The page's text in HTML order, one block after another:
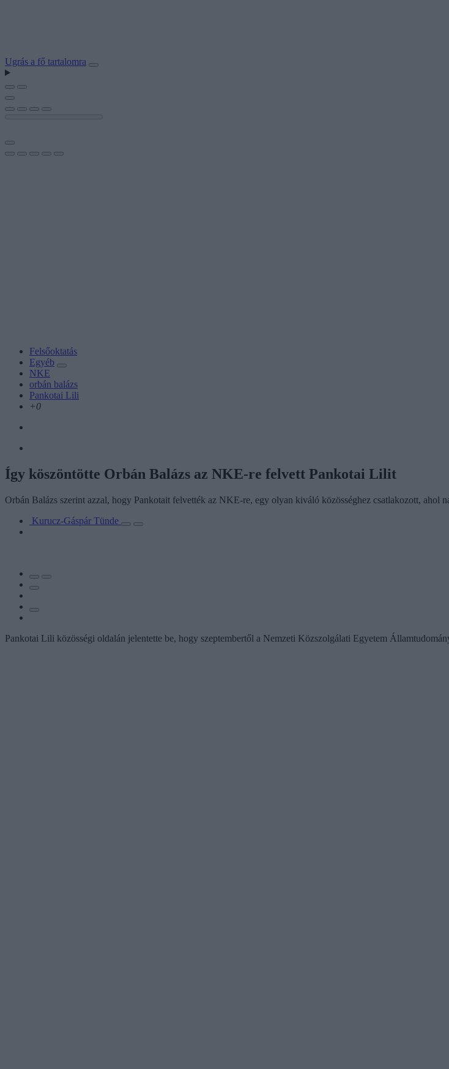
Ugrás a fő tartalomra
Felsőoktatás
Egyéb
NKE
orbán balázs
Pankotai Lili
+0
Így köszöntötte Orbán Balázs az NKE-re felvett Pankotai Lilit
Orbán Balázs szerint azzal, hogy Pankotait felvették az NKE-re, egy olyan kiváló közösséghez csatlakozott, ahol
Kurucz-Gáspár Tünde
Pankotai Lili közösségi oldalán jelentette be, hogy szeptembertől a Nemzeti Közszolgálati Egyetem